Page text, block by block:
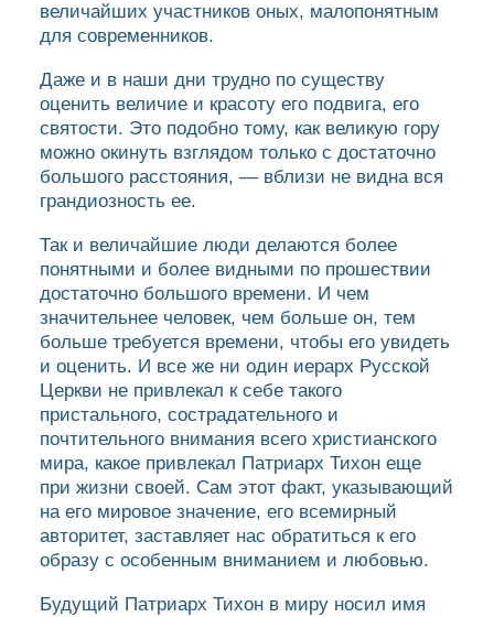
величайших участников оных, малопонятным
для современников.
Даже и в наши дни трудно по существу
оценить величие и красоту его подвига, его
святости. Это подобно тому, как великую гору
можно окинуть взглядом только с достаточно
большого расстояния, — вблизи не видна вся
грандиозность ее.
Так и величайшие люди делаются более
понятными и более видными по прошествии
достаточно большого времени. И чем
значительнее человек, чем больше он, тем
больше требуется времени, чтобы его увидеть
и оценить. И все же ни один иерарх Русской
Церкви не привлекал к себе такого
пристального, сострадательного и
почтительного внимания всего христианского
мира, какое привлекал Патриарх Тихон еще
при жизни своей. Сам этот факт, указывающий
на его мировое значение, его всемирный
авторитет, заставляет нас обратиться к его
образу с особенным вниманием и любовью.
Будущий Патриарх Тихон в миру носил имя